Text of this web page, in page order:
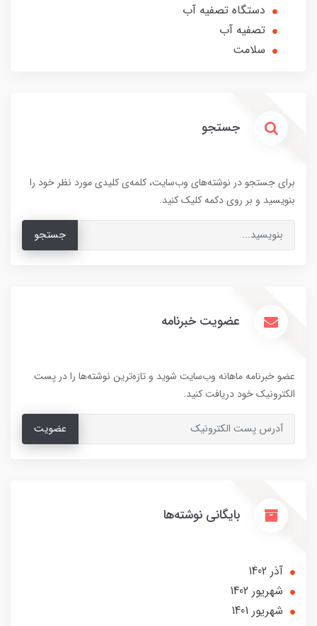
دستگاه تصفیه آب
تصفیه آب
سلامت
جستجو
برای جستجو در نوشته‌های وب‌سایت، کلمه‌ی کلیدی مورد نظر خود را
بنویسید و بر روی دکمه کلیک کنید.
جستجو
عضویت خبرنامه
عضو خبرنامه ماهانه وب‌سایت شوید و تازه‌ترین نوشته‌ها را در پست
الکترونیک خود دریافت کنید.
عضویت
بایگانی نوشته‌ها
آذر 1402
شهریور 1402
شهریور 1401